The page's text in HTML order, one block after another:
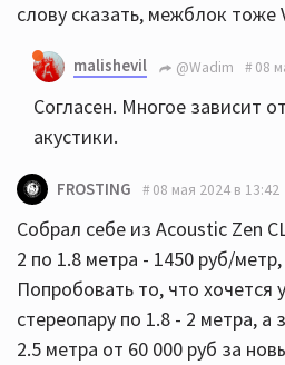
слову сказать, межблок тоже
malishevil @Wadim 08
Согласен. Многое зависит
акустики.
FROSTING 08 мая 2024 в 13:42
Собрал себе из Acoustic Zen
2 по 1.8 метра - 1450 руб/
Попробовать то, что хочется
стереопару по 1.8 - 2 метра, а
2.5 метра от 60 000 руб за